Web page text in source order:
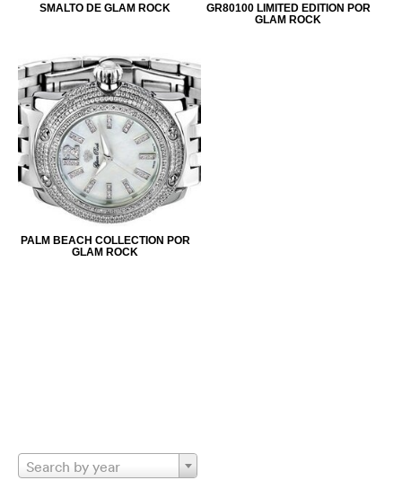
SMALTO DE GLAM ROCK
GR80100 LIMITED EDITION POR
GLAM ROCK
PALM BEACH COLLECTION POR
GLAM ROCK
Search by year